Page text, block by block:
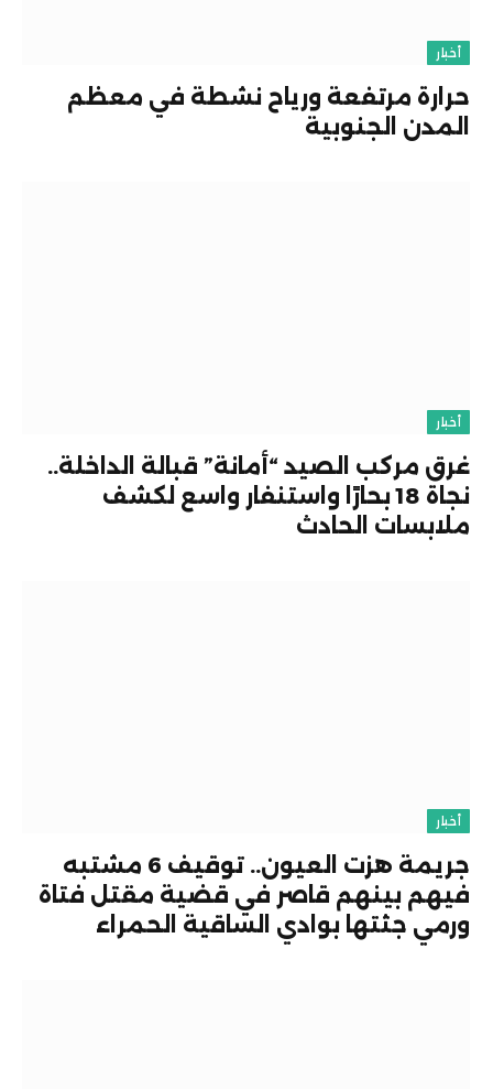
أخبار
حرارة مرتفعة ورياح نشطة في معظم
المدن الجنوبية
أخبار
غرق مركب الصيد “أمانة” قبالة الداخلة..
نجاة 18 بحارًا واستنفار واسع لكشف
ملابسات الحادث
أخبار
جريمة هزت العيون.. توقيف 6 مشتبه
فيهم بينهم قاصر في قضية مقتل فتاة
ورمي جثتها بوادي الساقية الحمراء